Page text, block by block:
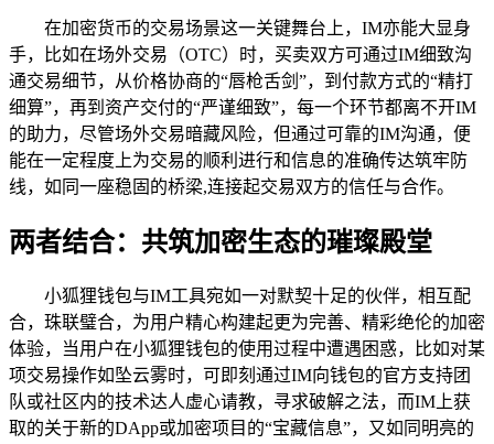
在加密货币的交易场景这一关键舞台上，IM亦能大显身
手，比如在场外交易（OTC）时，买卖双方可通过IM细致沟
通交易细节，从价格协商的“唇枪舌剑”，到付款方式的“精打
细算”，再到资产交付的“严谨细致”，每一个环节都离不开IM
的助力，尽管场外交易暗藏风险，但通过可靠的IM沟通，便
能在一定程度上为交易的顺利进行和信息的准确传达筑牢防
线，如同一座稳固的桥梁,连接起交易双方的信任与合作。
两者结合：共筑加密生态的璀璨殿堂
小狐狸钱包与IM工具宛如一对默契十足的伙伴，相互配
合，珠联璧合，为用户精心构建起更为完善、精彩绝伦的加密
体验，当用户在小狐狸钱包的使用过程中遭遇困惑，比如对某
项交易操作如坠云雾时，可即刻通过IM向钱包的官方支持团
队或社区内的技术达人虚心请教，寻求破解之法，而IM上获
取的关于新的DApp或加密项目的“宝藏信息”，又如同明亮的